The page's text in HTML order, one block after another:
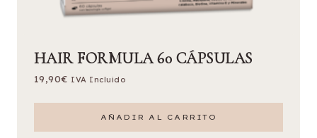
HAIR FORMULA 60 CÁPSULAS
19,90€ IVA Incluido
AÑADIR AL CARRITO